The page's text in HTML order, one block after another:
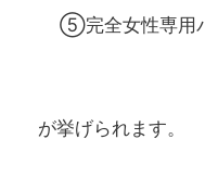
⑤完全女性専用
が挙げられます。